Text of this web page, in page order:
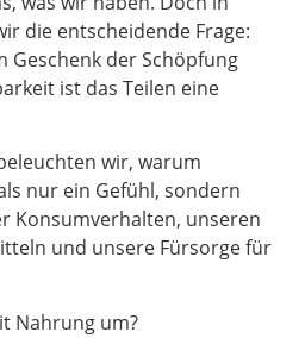
die entscheidende Frage:
Geschenk der Schöpfung
ist das Teilen eine
wir, warum
nur ein Gefühl, sondern
Konsumverhalten, unseren
und unsere Fürsorge für
Nahrung um?